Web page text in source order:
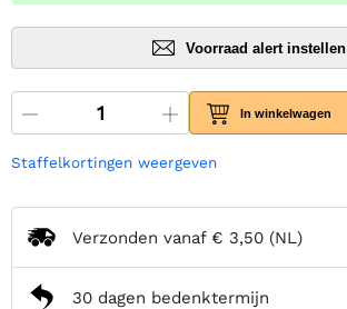
Voorraad alert instellen
In winkelwagen
Staffelkortingen weergeven
Verzonden vanaf € 3,50 (NL)
30 dagen bedenktermijn